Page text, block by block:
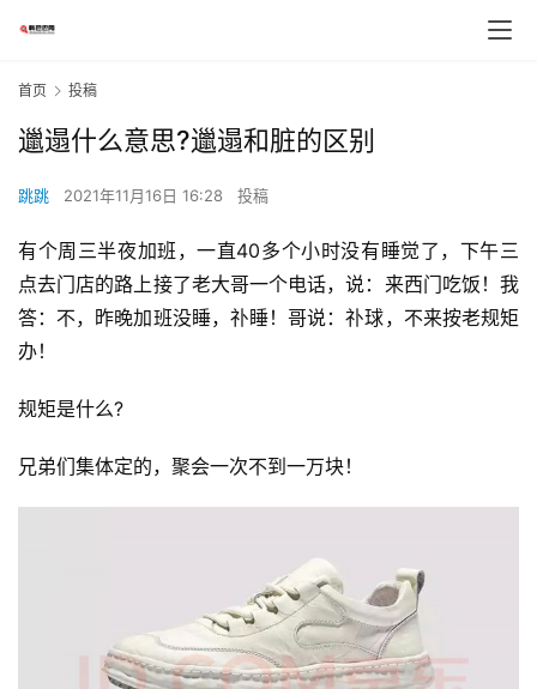
首页 投稿
邋遢什么意思?邋遢和脏的区别
跳跳 2021年11月16日 16:28 投稿
有个周三半夜加班，一直40多个小时没有睡觉了，下午三
点去门店的路上接了老大哥一个电话，说：来西门吃饭！我
答：不，昨晚加班没睡，䃼睡！哥说：䃼球，不来按老规矩
办！
规矩是什么?
兄弟们集体定的，聚会一次不到一万块！